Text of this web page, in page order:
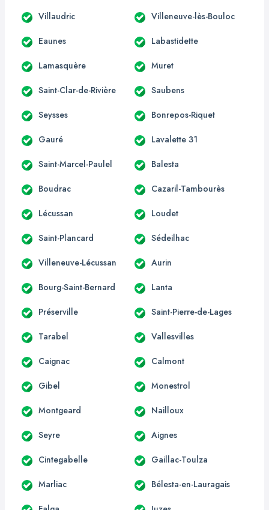
Villaudric Villeneuve-lès-Bouloc
Eaunes Labastidette
Lamasquère Muret
Saint-Clar-de-Rivière Saubens
Seysses Bonrepos-Riquet
Gauré Lavalette 31
Saint-Marcel-Paulel Balesta
Boudrac Cazaril-Tambourès
Lécussan Loudet
Saint-Plancard Sédeilhac
Villeneuve-Lécussan Aurin
Bourg-Saint-Bernard Lanta
Préserville Saint-Pierre-de-Lages
Tarabel Vallesvilles
Caignac Calmont
Gibel Monestrol
Montgeard Nailloux
Seyre Aignes
Cintegabelle Gaillac-Toulza
Marliac Bélesta-en-Lauragais